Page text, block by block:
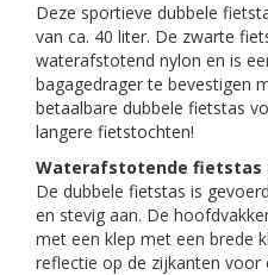
Deze sportieve dubbele
van ca. 40 liter. De zwarte
waterafstotend nylon en is
bagagedrager te bevestigen
betaalbare dubbele fietstas
langere fietstochten!
Waterafstotende fietstas
De dubbele fietstas is
en stevig aan. De
met een klep met een brede
reflectie op de zijkanten voor